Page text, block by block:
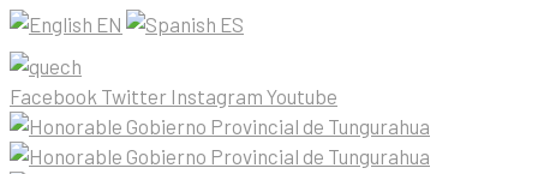
EN ES
Facebook Twitter Instagram Youtube